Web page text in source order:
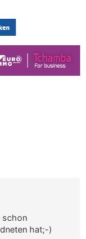
schon
hat;-)